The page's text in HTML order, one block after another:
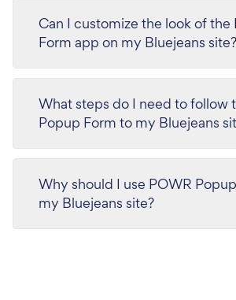
Can I customize the look of the
Form app on my Bluejeans site?
What steps do I need to follow
Popup Form to my Bluejeans
Why should I use POWR
my Bluejeans site?